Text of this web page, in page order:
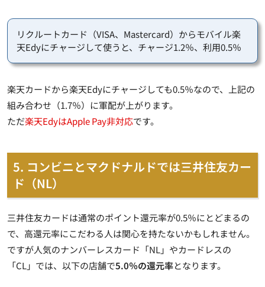
リクルートカード（VISA、Mastercard）からモバイル楽
天Edyにチャージして使うと、チャージ1.2％、利用0.5％
楽天カードから楽天Edyにチャージしても0.5％なので、上記の
組み合わせ（1.7％）に軍配が上がります。
ただ楽天EdyはApple Pay非対応です。
5. コンビニとマクドナルドでは三井住友カー
ド（NL）
三井住友カードは通常のポイント還元率が0.5％にとどまるの
で、高還元率にこだわる人は関心を持たないかもしれません。
ですが人気のナンバーレスカード「NL」やカードレスの
「CL」では、以下の店舗で5.0％の還元率となります。